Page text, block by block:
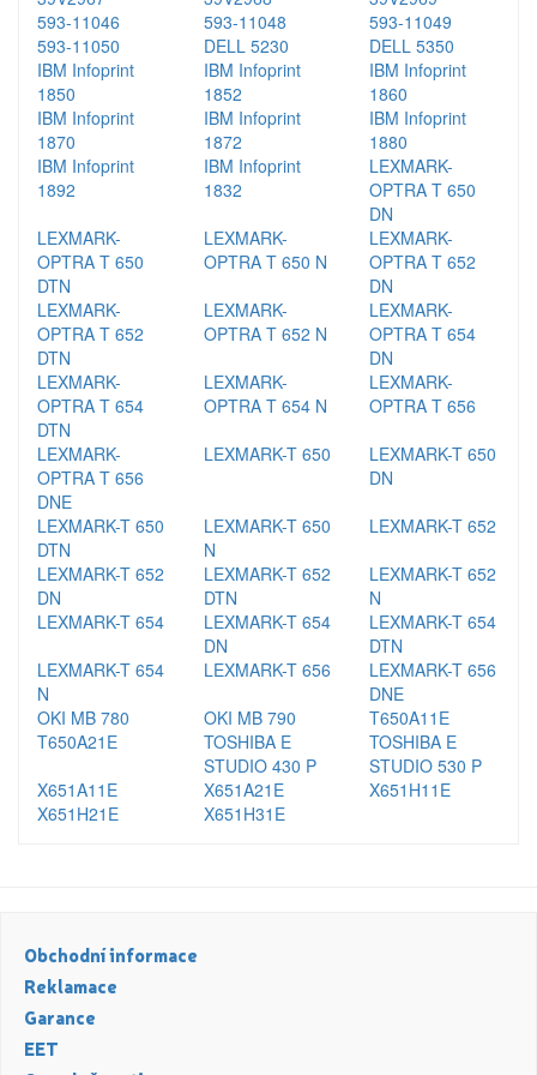
Spočítáme vám, kolik ročně ušetříte!
Registrovat
593-11046
593-11048
593-11049
593-11050
DELL 5230
DELL 5350
IBM Infoprint
1850
IBM Infoprint
1852
IBM Infoprint
1860
IBM Infoprint
1870
IBM Infoprint
1872
IBM Infoprint
1880
IBM Infoprint
1892
IBM Infoprint
1832
LEXMARK-
OPTRA T 650
DN
LEXMARK-
OPTRA T 650
DTN
LEXMARK-
OPTRA T 650 N
LEXMARK-
OPTRA T 652
DN
LEXMARK-
OPTRA T 652
DTN
LEXMARK-
OPTRA T 652 N
LEXMARK-
OPTRA T 654
DN
LEXMARK-
OPTRA T 654
DTN
LEXMARK-
OPTRA T 654 N
LEXMARK-
OPTRA T 656
LEXMARK-
OPTRA T 656
DNE
LEXMARK-T 650
LEXMARK-T 650
DN
LEXMARK-T 650
DTN
LEXMARK-T 650
N
LEXMARK-T 652
LEXMARK-T 652
DN
LEXMARK-T 652
DTN
LEXMARK-T 652
N
LEXMARK-T 654
LEXMARK-T 654
DN
LEXMARK-T 654
DTN
LEXMARK-T 654
N
LEXMARK-T 656
LEXMARK-T 656
DNE
OKI MB 780
OKI MB 790
T650A11E
T650A21E
TOSHIBA E
STUDIO 430 P
TOSHIBA E
STUDIO 530 P
X651A11E
X651A21E
X651H11E
X651H21E
X651H31E
Obchodní informace
Reklamace
Garance
EET